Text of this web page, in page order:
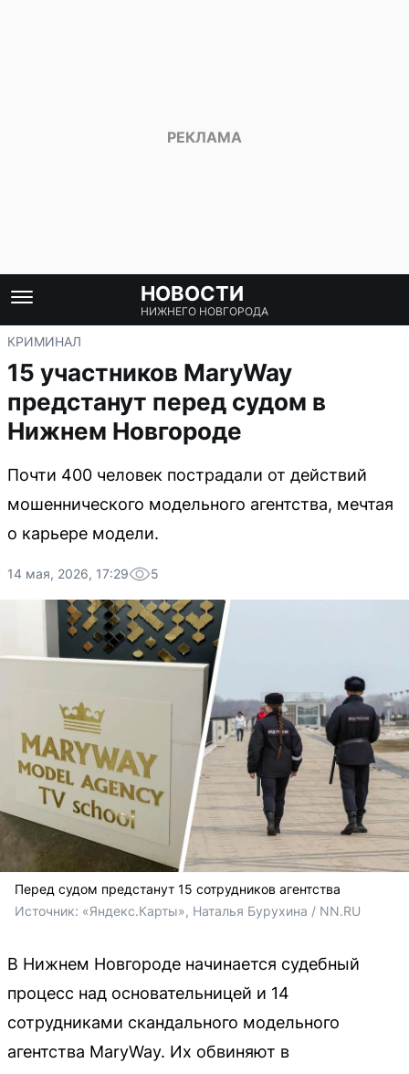
НОВОСТИ
НИЖНЕГО НОВГОРОДА
КРИМИНАЛ
15 участников MaryWay
предстанут перед судом в
Нижнем Новгороде
Почти 400 человек пострадали от действий
мошеннического модельного агентства, мечтая
о карьере модели.
14 мая, 2026, 17:29 5
Перед судом предстанут 15 сотрудников агентства
Источник: «Яндекс.Карты», Наталья Бурухина / NN.RU
В Нижнем Новгороде начинается судебный
процесс над основательницей и 14
сотрудниками скандального модельного
агентства MaryWay. Их обвиняют в